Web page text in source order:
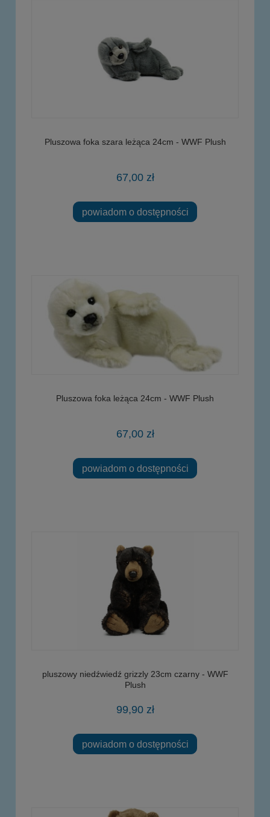
Pluszowa foka szara leżąca 24cm - WWF Plush
67,00 zł
powiadom o dostępności
Pluszowa foka leżąca 24cm - WWF Plush
67,00 zł
powiadom o dostępności
pluszowy niedźwiedź grizzly 23cm czarny - WWF
Plush
99,90 zł
powiadom o dostępności